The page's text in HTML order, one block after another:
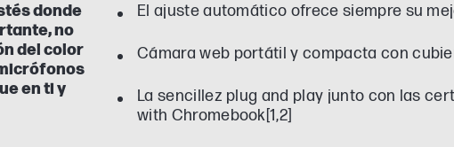
donde
no
del color
en ti y
El ajuste automático ofrece siempre su
Cámara web portátil y compacta con
La sencillez plug and play junto con las
with Chromebook[1,2]